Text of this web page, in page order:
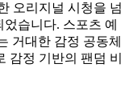
오리지널 시청을 넘
습니다. 스포츠 예
거대한 감정 공동체
감정 기반의 팬덤 비